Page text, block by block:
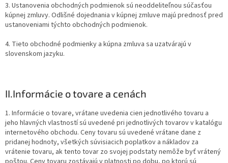
3. Ustanovenia obchodných podmienok sú neoddeliteľnou súčasťou
kúpnej zmluvy. Odlišné dojednania v kúpnej zmluve majú prednosť pred
ustanoveniami týchto obchodných podmienok.
4. Tieto obchodné podmienky a kúpna zmluva sa uzatvárajú v
slovenskom jazyku.
II.Informácie o tovare a cenách
1. Informácie o tovare, vrátane uvedenia cien jednotlivého tovaru a
jeho hlavných vlastností sú uvedené pri jednotlivých tovarov v katalógu
internetového obchodu. Ceny tovaru sú uvedené vrátane dane z
pridanej hodnoty, všetkých súvisiacich poplatkov a nákladov za
vrátenie tovaru, ak tento tovar zo svojej podstaty nemôže byť vrátený